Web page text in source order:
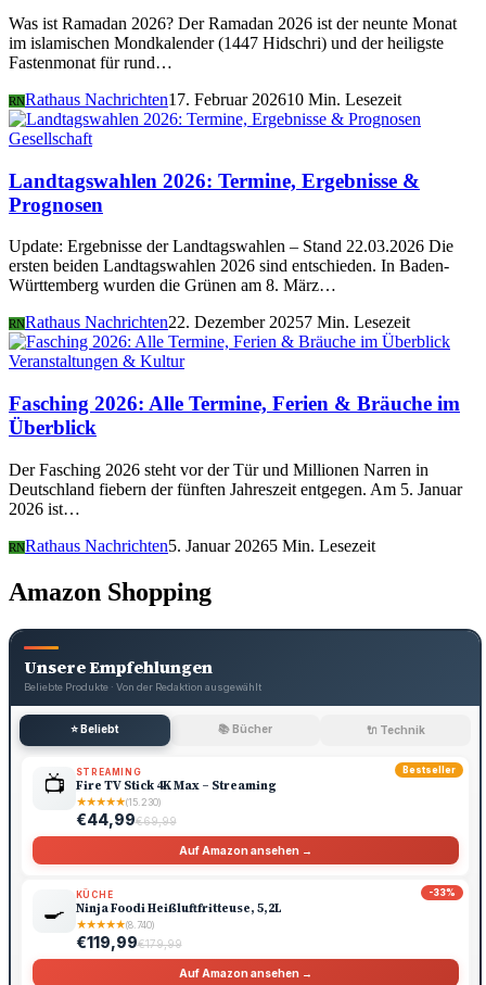
Was ist Ramadan 2026? Der Ramadan 2026 ist der neunte Monat
im islamischen Mondkalender (1447 Hidschri) und der heiligste
Fastenmonat für rund…
RNRathaus Nachrichten17. Februar 202610 Min. Lesezeit
Gesellschaft
Landtagswahlen 2026: Termine, Ergebnisse &
Prognosen
Update: Ergebnisse der Landtagswahlen – Stand 22.03.2026 Die
ersten beiden Landtagswahlen 2026 sind entschieden. In Baden-
Württemberg wurden die Grünen am 8. März…
RNRathaus Nachrichten22. Dezember 20257 Min. Lesezeit
Veranstaltungen & Kultur
Fasching 2026: Alle Termine, Ferien & Bräuche im
Überblick
Der Fasching 2026 steht vor der Tür und Millionen Narren in
Deutschland fiebern der fünften Jahreszeit entgegen. Am 5. Januar
2026 ist…
RNRathaus Nachrichten5. Januar 20265 Min. Lesezeit
Amazon Shopping
Unsere Empfehlungen
Beliebte Produkte · Von der Redaktion ausgewählt
⭐ Beliebt 📚 Bücher 🔌 Technik
Bestseller
📺 STREAMING
Fire TV Stick 4K Max – Streaming
★★★★★(15.230)
€44,99€69,99
Auf Amazon ansehen →
-33%
🍳
KÜCHE
Ninja Foodi Heißluftfritteuse, 5,2L
★★★★★(8.740)
€119,99€179,99
Auf Amazon ansehen →